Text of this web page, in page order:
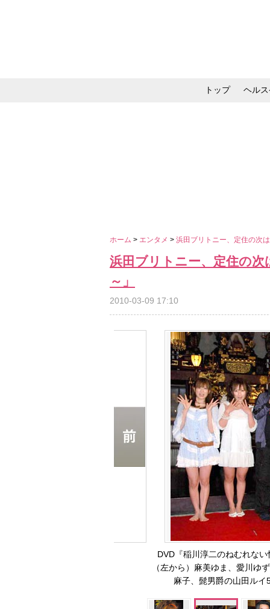
トップ ヘル
ホーム > エンタメ > 浜田ブリトニー、定住の次
浜田ブリトニー、定住の
～」
2010-03-09 17:10
DVD『稲川淳二のねむれな
（左から）麻美ゆま、愛川ゆ
麻子、髭男爵の山田ル